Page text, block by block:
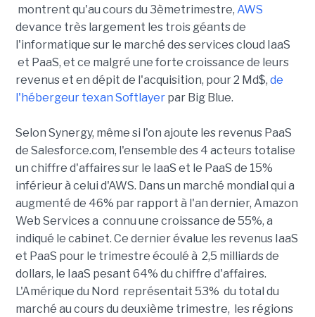
montrent qu'au cours du 3èmetrimestre, AWS
devance très largement les trois géants de
l'informatique sur le marché des services cloud IaaS
et PaaS, et ce malgré une forte croissance de leurs
revenus et en dépit de l'acquisition, pour 2 Md$, de
l'hébergeur texan Softlayerpar Big Blue.
Selon Synergy, même si l'on ajoute les revenus PaaS
de Salesforce.com, l'ensemble des 4 acteurs totalise
un chiffre d'affaires sur le IaaS et le PaaS de 15%
inférieur à celui d'AWS. Dans un marché mondial qui a
augmenté de 46% par rapport à l'an dernier, Amazon
Web Services a connu une croissance de 55%, a
indiqué le cabinet. Ce dernier évalue les revenus IaaS
et PaaS pour le trimestre écoulé à 2,5 milliards de
dollars, le IaaS pesant 64% du chiffre d'affaires.
L'Amérique du Nord représentait 53% du total du
marché au cours du deuxième trimestre, les régions